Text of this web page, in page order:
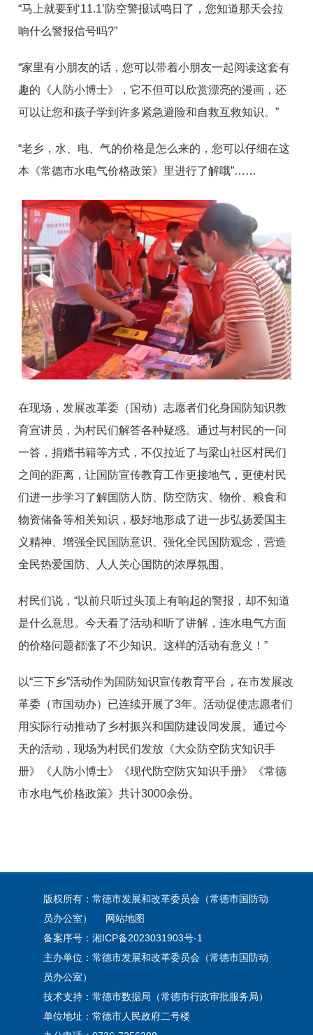
“马上就要到‘11.1’防空警报试鸣日了，您知道那天会拉
响什么警报信号吗?”
“家里有小朋友的话，您可以带着小朋友一起阅读这套有
趣的《人防小博士》，它不但可以欣赏漂亮的漫画，还
可以让您和孩子学到许多紧急避险和自救互救知识。”
“老乡，水、电、气的价格是怎么来的，您可以仔细在这
本《常德市水电气价格政策》里进行了解哦”……
在现场，发展改革委（国动）志愿者们化身国防知识教
育宣讲员，为村民们解答各种疑惑。通过与村民的一问
一答，捐赠书籍等方式，不仅拉近了与梁山社区村民们
之间的距离，让国防宣传教育工作更接地气，更使村民
们进一步学习了解国防人防、防空防灾、物价、粮食和
物资储备等相关知识，极好地形成了进一步弘扬爱国主
义精神、增强全民国防意识、强化全民国防观念，营造
全民热爱国防、人人关心国防的浓厚氛围。
村民们说，“以前只听过头顶上有响起的警报，却不知道
是什么意思。今天看了活动和听了讲解，连水电气方面
的价格问题都涨了不少知识。这样的活动有意义！”
以“三下乡”活动作为国防知识宣传教育平台，在市发展改
革委（市国动办）已连续开展了3年。活动促使志愿者们
用实际行动推动了乡村振兴和国防建设同发展。通过今
天的活动，现场为村民们发放《大众防空防灾知识手
册》《人防小博士》《现代防空防灾知识手册》《常德
市水电气价格政策》共计3000余份。
版权所有：常德市发展和改革委员会（常德市国防动
员办公室）
网站地图
备案序号： 湘ICP备2023031903号-1
主办单位：常德市发展和改革委员会（常德市国防动
员办公室）
技术支持：常德市数据局（常德市行政审批服务局）
单位地址：常德市人民政府二号楼